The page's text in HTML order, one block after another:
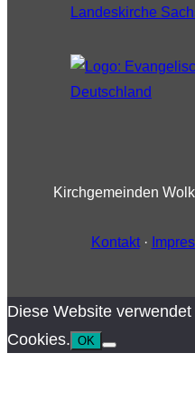
Kirchgemeinden
Kontakt·
Diese Website
Cookies. OK